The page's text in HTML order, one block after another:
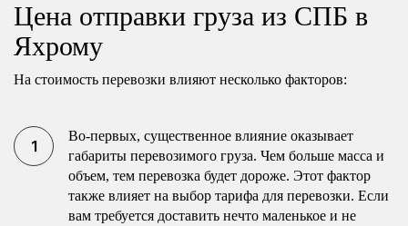
Цена отправки груза из СПБ в
Яхрому
На стоимость перевозки влияют несколько факторов:
Во-первых, существенное влияние оказывает
габариты перевозимого груза. Чем больше масса и
объем, тем перевозка будет дороже. Этот фактор
также влияет на выбор тарифа для перевозки. Если
вам требуется доставить нечто маленькое и не